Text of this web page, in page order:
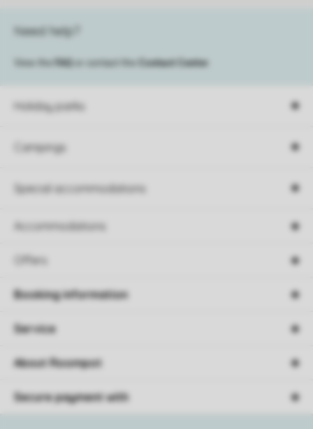
Holiday parks
Campings
Special accommodations
Accommodations
Offers
Need help?
View the FAQ or contact the Contact Center
Booking information
Service
About Roompot
Secure payment with